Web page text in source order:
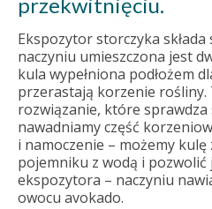
Ekspozytor storczyka składa
naczyniu umieszczona jest
kula wypełniona podłożem
przerastają korzenie rośliny.
rozwiązanie, które
nawadniamy część
i namoczenie – możemy
pojemniku z wodą i pozwolić
ekspozytora – naczyniu
owocu avokado.